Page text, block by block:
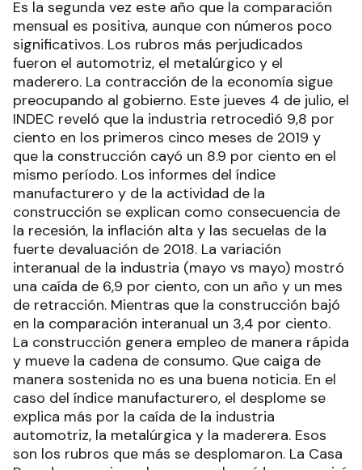
Es la segunda vez este año que la comparación
mensual es positiva, aunque con números poco
significativos. Los rubros más perjudicados
fueron el automotriz, el metalúrgico y el
maderero. La contracción de la economía sigue
preocupando al gobierno. Este jueves 4 de julio, el
INDEC reveló que la industria retrocedió 9,8 por
ciento en los primeros cinco meses de 2019 y
que la construcción cayó un 8.9 por ciento en el
mismo período. Los informes del índice
manufacturero y de la actividad de la
construcción se explican como consecuencia de
la recesión, la inflación alta y las secuelas de la
fuerte devaluación de 2018. La variación
interanual de la industria (mayo vs mayo) mostró
una caída de 6,9 por ciento, con un año y un mes
de retracción. Mientras que la construcción bajó
en la comparación interanual un 3,4 por ciento.
La construcción genera empleo de manera rápida
y mueve la cadena de consumo. Que caiga de
manera sostenida no es una buena noticia. En el
caso del índice manufacturero, el desplome se
explica más por la caída de la industria
automotriz, la metalúrgica y la maderera. Esos
son los rubros que más se desplomaron. La Casa